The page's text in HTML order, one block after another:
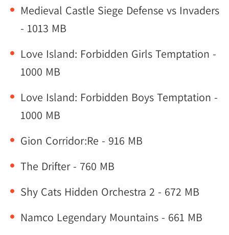
Medieval Castle Siege Defense vs Invaders
- 1013 MB
Love Island: Forbidden Girls Temptation -
1000 MB
Love Island: Forbidden Boys Temptation -
1000 MB
Gion Corridor:Re - 916 MB
The Drifter - 760 MB
Shy Cats Hidden Orchestra 2 - 672 MB
Namco Legendary Mountains - 661 MB